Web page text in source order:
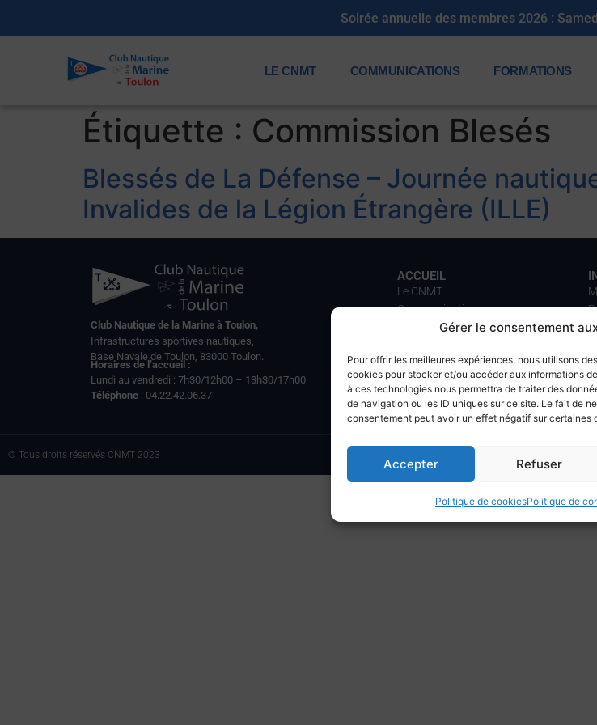
Gérer le consentement
Pour offrir les meilleures expériences, nous utilisons
cookies pour stocker et/ou accéder aux informations
à ces technologies nous permettra de traiter des
de navigation ou les ID uniques sur ce site. Le fait de
consentement peut avoir un effet négatif sur certaines
Accepter Refuser
Politique de cookiesPolitique de
Soirée annuelle des membres 2026 :
LE CNMT COMMUNICATIONS FORMATIONS
Étiquette : Commission Blesés
Blessés de La Défense – Journée
Invalides de la Légion Étrangère (ILLE)
Club Nautique de la Marine à Toulon,
Infrastructures sportives nautiques,
Base Navale de Toulon, 83000 Toulon.
Horaires de l’accueil :
Lundi au vendredi : 7h30/12h00 – 13h30/17h00
Téléphone : 04.22.42.06.37
ACCUEIL
Le CNMT
Communications
Formations
Pratique
Contacts
© Tous droits réservés CNMT 2023